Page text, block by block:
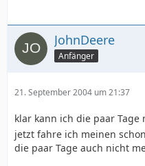
JohnDeere
Anfänger
21. September 2004 um 21:37
klar kann ich die paar Tage
jetzt fahre ich meinen
die paar Tage auch nicht